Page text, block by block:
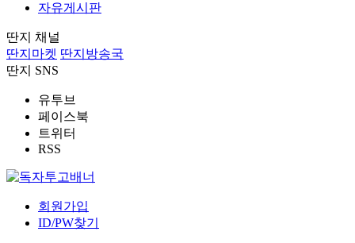
자유게시판
딴지 채널
딴지마켓 딴지방송국
딴지 SNS
유투브
페이스북
트위터
RSS
회원가입
ID/PW찾기